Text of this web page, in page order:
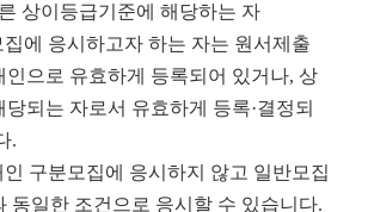
상이등급기준에 해당하는 자
에 응시하고자 하는 자는 원서제출
인으로 유효하게 등록되어 있거나, 상
되는 자로서 유효하게 등록·결정되
.
구분모집에 응시하지 않고 일반모집
동일한 조건으로 응시할 수 있습니다.